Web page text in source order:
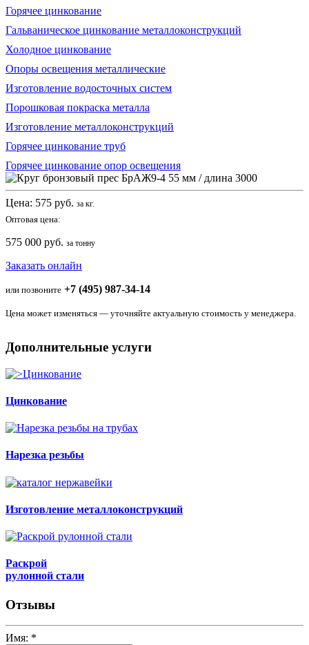
Горячее цинкование
Гальваническое цинкование металлоконструкций
Холодное цинкование
Опоры освещения металлические
Изготовление водосточных систем
Порошковая покраска металла
Изготовление металлоконструкций
Горячее цинкование труб
Горячее цинкование опор освещения
Цена: 575 руб. за кг.
Оптовая цена:
575 000 руб. за тонну
Заказать онлайн
или позвоните +7 (495) 987-34-14
Цена может изменяться — уточняйте актуальную стоимость у менеджера.
Дополнительные услуги
Цинкование
Нарезка резьбы
Изготовление металлоконструкций
Раскрой
рулонной стали
Отзывы
Имя: *